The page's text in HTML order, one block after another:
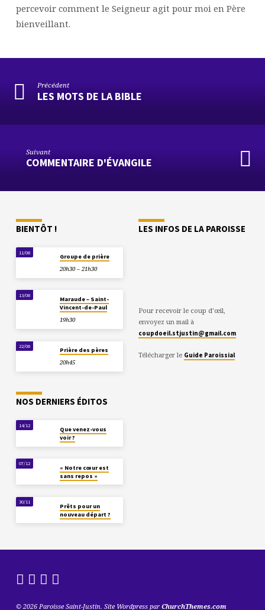
percevoir comment le Seigneur agit pour moi en Père
bienveillant.
Précédent
LES MOTS DE LA BIBLE
Suivant
COMMENTAIRE D'ÉVANGILE
BIENTÔT !
11/08
Groupe de prière
20h30 – 21h30
13/08
Maraude – Saint-
Vincent-de-Paul
19h30
22/08
Prière des pères
20h45
LES INFOS DE LA PAROISSE
Pour recevoir le coup d’œil,
envoyez un mail à
coupdoeil.stjustin@gmail.com
Télécharger le Guide Paroissial
NOS DERNIERS ÉDITOS
14/12
Que venez-vous
voir ?
07/12
« Notre cœur est
sans repos »
30/11
Prêts pour un
nouveau départ ?
© 2026 Paroisse Saint-Justin. Site Wordpress par ChurchThemes.com